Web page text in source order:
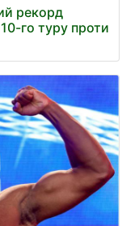
рекорд
го туру проти